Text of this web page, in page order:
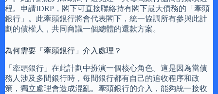
程。申請IDRP，閣下可直接聯絡持有閣下最大債務的「牽頭
銀行」。此牽頭銀行將會代表閣下，統一協調所有參與此計
劃的債權人，共同商議一個總體的還款方案。
為何需要「牽頭銀行」介入處理？
「牽頭銀行」在此計劃中扮演一個核心角色。這是因為當債
務人涉及多間銀行時，每間銀行都有自己的追收程序和政
策，獨立處理會造成混亂。牽頭銀行的介入，能夠統一接收